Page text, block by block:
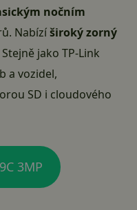
nočním
Nabízíširoký zorný
jako TP-Link
a vozidel,
SD i cloudového
3MP